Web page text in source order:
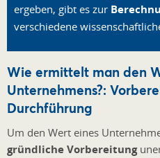
ergeben, gibt es zur
verschiedene
Wie ermittelt man den
Unternehmens?:
Durchführung
Um den Wert eines
gründliche Vorbereitung